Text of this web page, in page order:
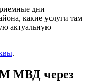
дни
какие услуги там
актуальную
.
МВД через